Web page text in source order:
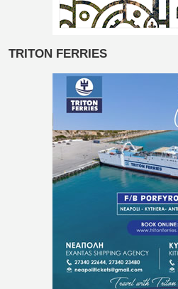
TRITON FERRIES